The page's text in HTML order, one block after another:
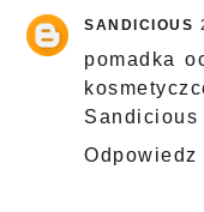
SANDICIOUS
pomadka
Sandicious
Odpowiedz